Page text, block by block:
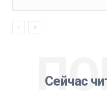
Сейчас